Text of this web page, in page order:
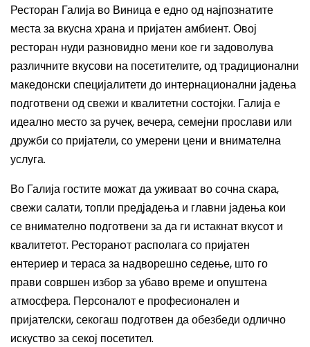
Ресторан Галија во Виница е едно од најпознатите
места за вкусна храна и пријатен амбиент. Овој
ресторан нуди разновидно мени кое ги задоволува
различните вкусови на посетителите, од традиционални
македонски специјалитети до интернационални јадења
подготвени од свежи и квалитетни состојки. Галија е
идеално место за ручек, вечера, семејни прослави или
дружби со пријатели, со умерени цени и внимателна
услуга.
Во Галија гостите можат да уживаат во сочна скара,
свежи салати, топли предјадења и главни јадења кои
се внимателно подготвени за да ги истакнат вкусот и
квалитетот. Ресторанoт располага со пријатен
ентериер и тераса за надворешно седење, што го
прави совршен избор за убаво време и опуштена
атмосфера. Персоналот е професионален и
пријателски, секогаш подготвен да обезбеди одлично
искуство за секој посетител.